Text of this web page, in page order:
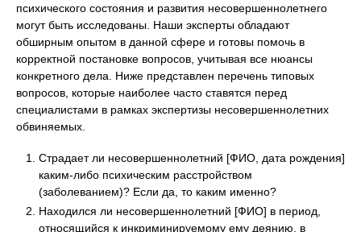
психического состояния и развития несовершеннолетнего
могут быть исследованы. Наши эксперты обладают
обширным опытом в данной сфере и готовы помочь в
корректной постановке вопросов, учитывая все нюансы
конкретного дела. Ниже представлен перечень типовых
вопросов, которые наиболее часто ставятся перед
специалистами в рамках экспертизы несовершеннолетних
обвиняемых.
Страдает ли несовершеннолетний [ФИО, дата рождения]
каким-либо психическим расстройством
(заболеванием)? Если да, то каким именно?
Находился ли несовершеннолетний [ФИО] в период,
относящийся к инкриминируемому ему деянию, в